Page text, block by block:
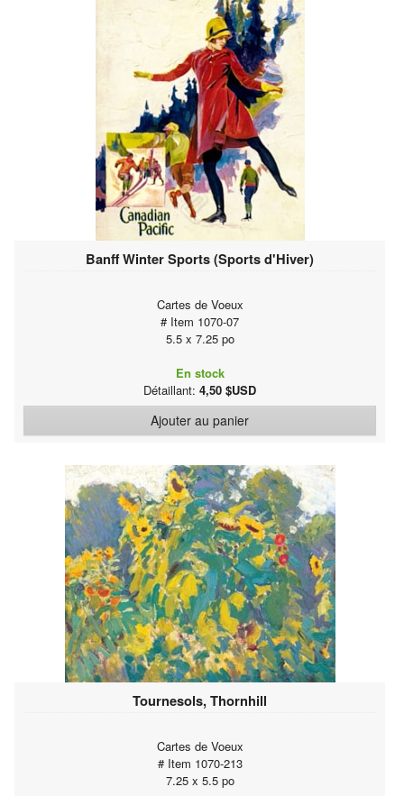
Banff Winter Sports (Sports d'Hiver)
Cartes de Voeux
# Item 1070-07
5.5 x 7.25 po
En stock
Détaillant: 4,50 $USD
Ajouter au panier
Tournesols, Thornhill
Cartes de Voeux
# Item 1070-213
7.25 x 5.5 po